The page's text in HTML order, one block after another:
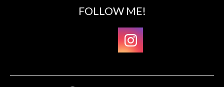
FOLLOW ME!